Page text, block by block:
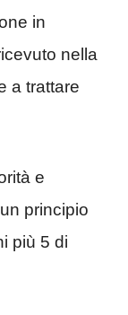
in
nella
a trattare
e
principio
più 5 di